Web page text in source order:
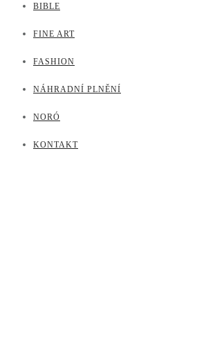
BIBLE
FINE ART
FASHION
NÁHRADNÍ PLNĚNÍ
NORÓ
KONTAKT